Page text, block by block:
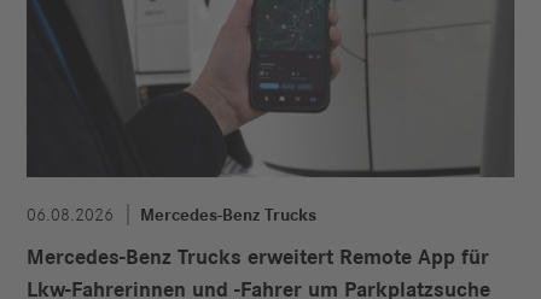
06.08.2026 Mercedes-Benz Trucks
Mercedes-Benz Trucks erweitert Remote App für
Lkw-Fahrerinnen und -Fahrer um Parkplatzsuche